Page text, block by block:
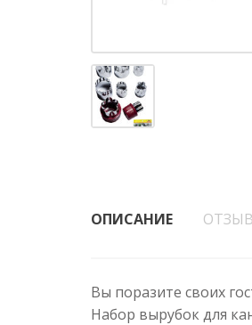
ОПИСАНИЕ
Вы поразите своих
Набор вырубок для